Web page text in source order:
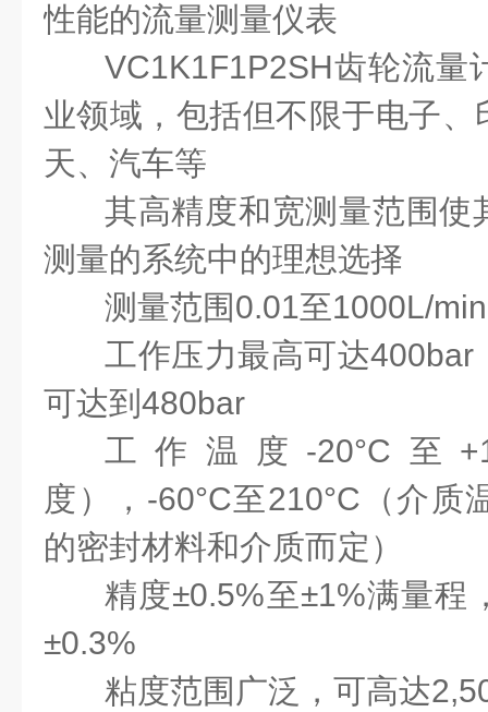
性能的流量测量仪表
VC1K1F1P2SH齿轮流量
业领域，包括但不限于电子
天、汽车等
其高精度和宽测量范围使
测量的系统中的理想选择
测量范围0.01至1000L/min
工作压力最高可达400bar
可达到480bar
工作温度-20°C至
度），-60°C至210°C（介质
的密封材料和介质而定）
精度±0.5%至±1%满量程
±0.3%
粘度范围广泛，可高达